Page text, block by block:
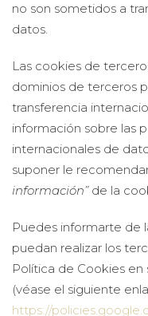
no son sometidos a
datos.
Las cookies de
dominios de terceros
transferencia
información sobre las
internacionales de
suponer le
información”de la
Puedes informarte de
puedan realizar los
Política de Cookies
(véase el siguiente
https://